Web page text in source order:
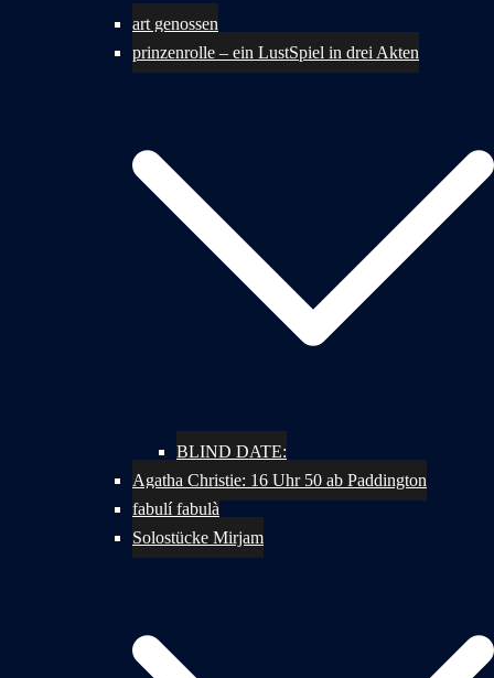
art genossen
prinzenrolle – ein LustSpiel in drei Akten
BLIND DATE:
Agatha Christie: 16 Uhr 50 ab Paddington
fabulí fabulà
Solostücke Mirjam